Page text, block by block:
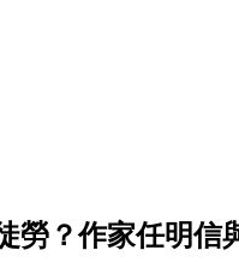
勞？作家任明信